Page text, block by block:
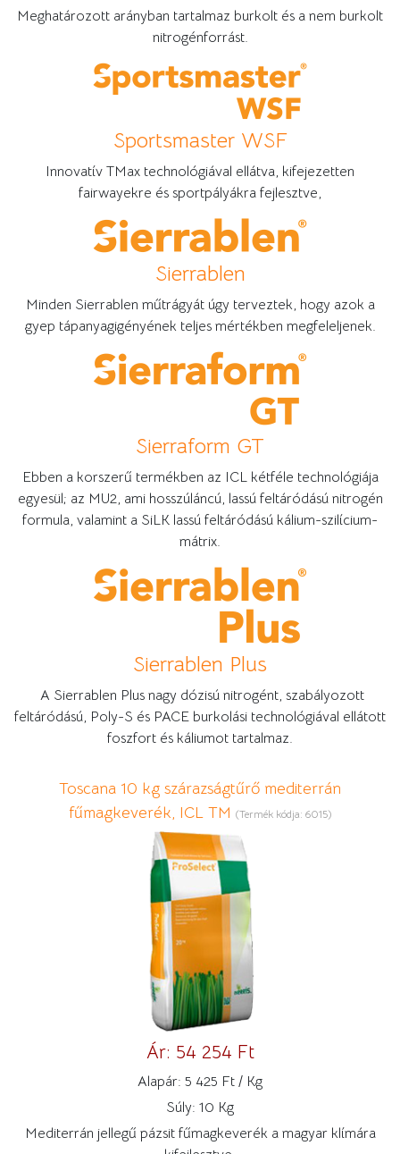
Meghatározott arányban tartalmaz burkolt és a nem burkolt
nitrogénforrást.
Sportsmaster WSF
Innovatív TMax technológiával ellátva, kifejezetten
fairwayekre és sportpályákra fejlesztve,
Sierrablen
Minden Sierrablen műtrágyát úgy terveztek, hogy azok a
gyep tápanyagigényének teljes mértékben megfeleljenek.
Sierraform GT
Ebben a korszerű termékben az ICL kétféle technológiája
egyesül; az MU2, ami hosszúláncú, lassú feltáródású nitrogén
formula, valamint a SiLK lassú feltáródású kálium-szilícium-
mátrix.
Sierrablen Plus
A Sierrablen Plus nagy dózisú nitrogént, szabályozott
feltáródású, Poly-S és PACE burkolási technológiával ellátott
foszfort és káliumot tartalmaz.
Toscana 10 kg szárazságtűrő mediterrán
fűmagkeverék, ICL TM (Termék kódja: 6015)
Ár: 54 254 Ft
Alapár: 5 425 Ft / Kg
Súly: 10 Kg
Mediterrán jellegű pázsit fűmagkeverék a magyar klímára